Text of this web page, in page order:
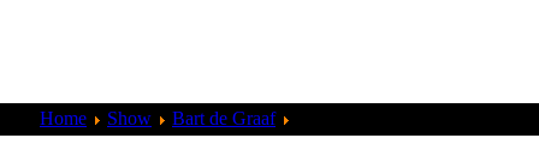
Home Show Bart de Graaf